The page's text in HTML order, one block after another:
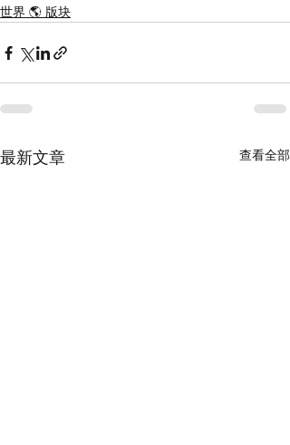
世界 🌎 版块
最新文章 查看全部